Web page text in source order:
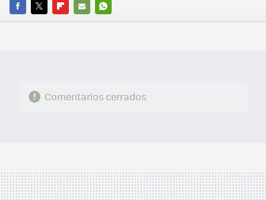
FACEBOOK
TWITTERFLIPBOARD
E-
WHATSAPP
Comentarios cerrados